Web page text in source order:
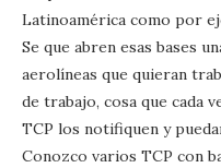
Latinoamérica como por
Se que abren esas bases
aerolíneas que quieran
de trabajo, cosa que cada
TCP los notifiquen y
Conozco varios TCP con